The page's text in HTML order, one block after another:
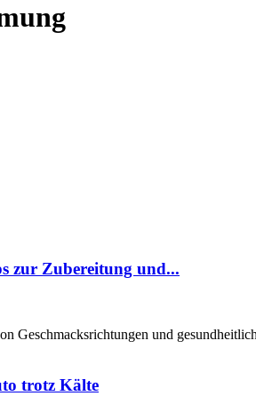
zur Zubereitung und...
Geschmacksrichtungen und
trotz Kälte